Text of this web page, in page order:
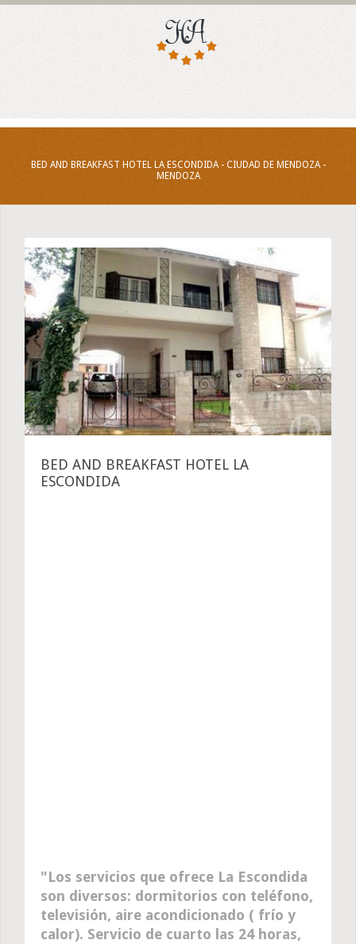
BED AND BREAKFAST HOTEL LA ESCONDIDA - CIUDAD DE MENDOZA -
MENDOZA
BED AND BREAKFAST HOTEL LA
ESCONDIDA
Los servicios que ofrece La Escondida
son diversos: dormitorios con teléfono,
televisión, aire acondicionado ( frío y
calor). Servicio de cuarto las 24 horas,